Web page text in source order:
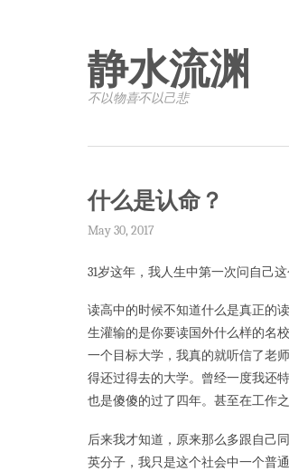
静水流渊
不以物喜·不以己悲
什么是认命？
May 30, 2017
31岁这年，我人生中第一次问自己
读高中的时候不知道什么是真正的
生灌输的是你要读国外什么样的名
一个目标大学，我真的就听信了老
得还过得去的大学。曾经一度我还
也是傻傻的过了四年。甚至在工作
后来我才知道，原来那么多跟自己
英分子，我只是这个社会中一个普